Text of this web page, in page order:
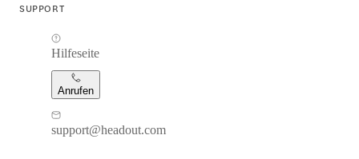
SUPPORT
Hilfeseite
Anrufen
support@headout.com